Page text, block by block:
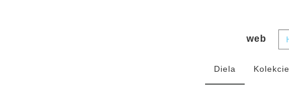
web
Diela Kolekcie